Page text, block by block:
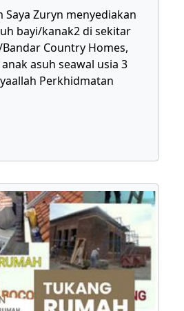
Saya Zuryn menyediakan
bayi/kanak2 di sekitar
Country Homes,
asuh seawal usia 3
Perkhidmatan